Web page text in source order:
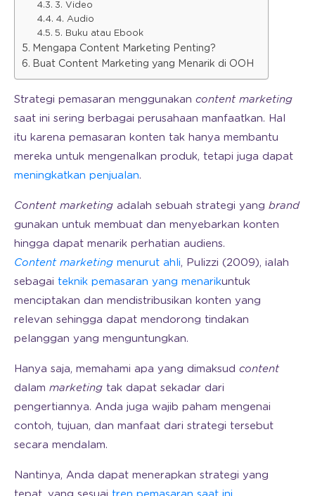
3. Video
4. Audio
5. Buku atau Ebook
Mengapa Content Marketing Penting?
Buat Content Marketing yang Menarik di OOH
Strategi pemasaran menggunakan content marketing
saat ini sering berbagai perusahaan manfaatkan. Hal
itu karena pemasaran konten tak hanya membantu
mereka untuk mengenalkan produk, tetapi juga dapat
meningkatkan penjualan.
Content marketing adalah sebuah strategi yang brand
gunakan untuk membuat dan menyebarkan konten
hingga dapat menarik perhatian audiens.
Content marketing menurut ahli, Pulizzi (2009), ialah
sebagai teknik pemasaran yang menarikuntuk
menciptakan dan mendistribusikan konten yang
relevan sehingga dapat mendorong tindakan
pelanggan yang menguntungkan.
Hanya saja, memahami apa yang dimaksud content
dalam marketing tak dapat sekadar dari
pengertiannya. Anda juga wajib paham mengenai
contoh, tujuan, dan manfaat dari strategi tersebut
secara mendalam.
Nantinya, Anda dapat menerapkan strategi yang